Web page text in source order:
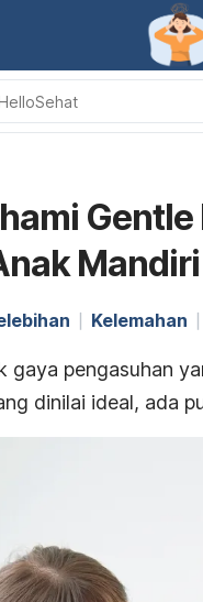
Mandiri
Kelemahan
gaya pengasuhan
dinilai ideal, ada